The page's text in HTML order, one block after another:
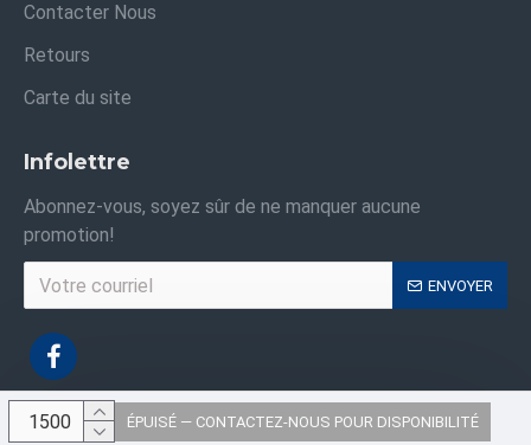
ÉPUISÉ — CONTACTEZ-NOUS POUR DISPONIBILITÉ
Contacter Nous
Retours
Carte du site
Infolettre
Abonnez-vous, soyez sûr de ne manquer aucune
promotion!
ENVOYER